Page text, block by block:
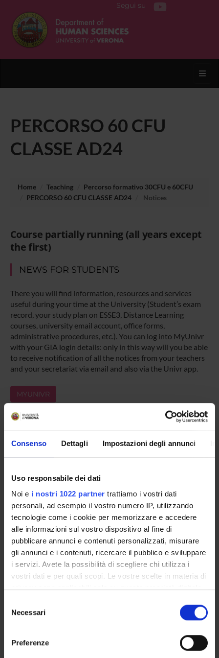
Consenso Dettagli Impostazioni degli annunci
Uso responsabile dei dati
Noi e i nostri 1022 partner trattiamo i vostri dati
personali, ad esempio il vostro numero IP, utilizzando
tecnologie come i cookie per memorizzare e accedere
alle informazioni sul vostro dispositivo al fine di
pubblicare annunci e contenuti personalizzati, misurare
gli annunci e i contenuti, ricercare il pubblico e sviluppare
i servizi. Avete la possibilità di scegliere chi utilizza i
vostri dati e per quali scopi. Le vostre scelte in materia di
privacy sono applicabili solo su questa proprietà digitale
modificare o revocare il proprio consenso in qualsiasi
momento dalla Dichiarazione sui cookie o facendo clic
delNecessari
Preferenze
Segui su
PERCORSO 60 CFU
CLASSE AD24
Home Teaching
Percorso formativo 30CFU e 60CFU
PERCORSO 60 CFU CLASSE AD24
Notices
Course partially running (all years except
the first)
NEWS FOR STUDENTS
There you will find information, resources and services
useful during your time at the University (Student’s exam
record, your study plan on ESSE3, Distance Learning
courses, university email account, office forms,
administrative procedures, etc.). You can log into MyUnivr
with your GIA login details: only in this way will you be able
to receive notification of all the notices from your teachers
and your secretariat via email and also via the Univr app.
MYUNIVR
Academic Calendar
Lesson timetable
Degree Programme
Exam calendar
Notices
Thesis and internship proposals
Governing bodies
Faculty staff
COURSES
PHD PROGRAMMES AND POSTGRADUATE